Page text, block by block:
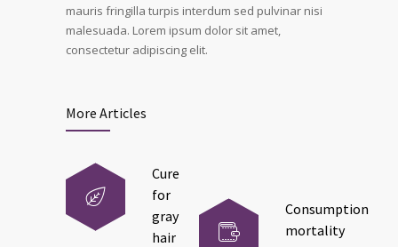
mauris fringilla turpis interdum sed pulvinar nisi
malesuada. Lorem ipsum dolor sit amet,
consectetur adipiscing elit.
More Articles
Cure
for
gray
hair
Consumption
mortality